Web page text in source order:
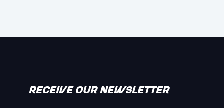
RECEIVE OUR NEWSLETTER